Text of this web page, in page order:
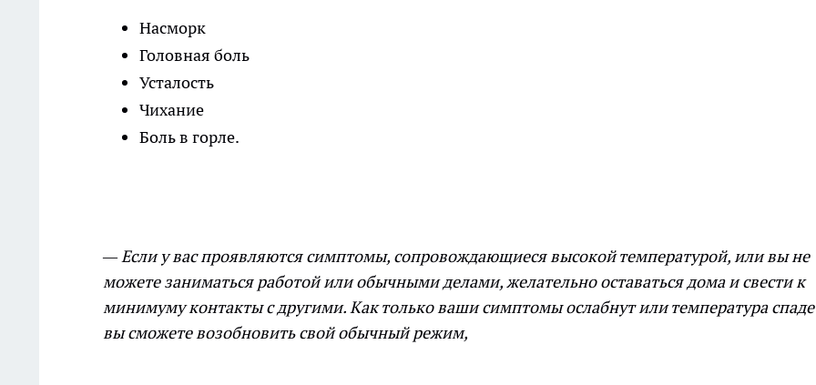
Насморк
Головная боль
Усталость
Чихание
Боль в горле.
— Если у вас проявляются симптомы, сопровождающиеся высокой температурой, или вы не
можете заниматься работой или обычными делами, желательно оставаться дома и свести к
минимуму контакты с другими. Как только ваши симптомы ослабнут или температура
вы сможете возобновить свой обычный режим,